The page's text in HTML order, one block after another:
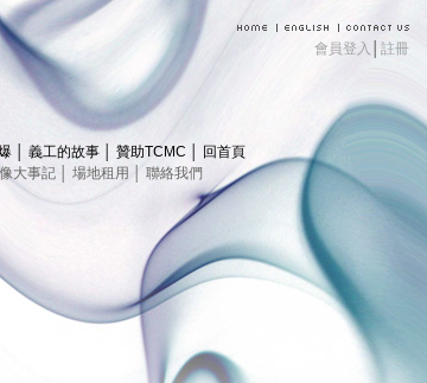
註冊
會員登入
義工的故事 贊助TCMC
回首頁
大事記 場地租用 聯絡我們